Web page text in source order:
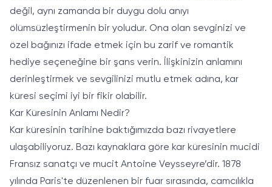
değil, aynı zamanda bir duygu dolu anıyı
ölümsüzleştirmenin bir yoludur. Ona olan sevginizi ve
özel bağınızı ifade etmek için bu zarif ve romantik
hediye seçeneğine bir şans verin. İlişkinizin anlamını
derinleştirmek ve sevgilinizi mutlu etmek adına, kar
küresi seçimi iyi bir fikir olabilir.
Kar Küresinin Anlamı Nedir?
Kar küresinin tarihine baktığımızda bazı rivayetlere
ulaşabiliyoruz. Bazı kaynaklara göre kar küresinin mucidi
Fransız sanatçı ve mucit Antoine Veysseyre’dir. 1878
yılında Paris'te düzenlenen bir fuar sırasında, camcılıkla